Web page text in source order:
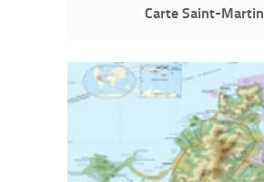
Carte Saint-Martin